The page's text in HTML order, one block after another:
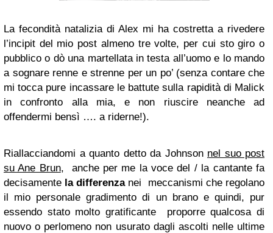
La fecondità natalizia di Alex mi ha costretta a rivedere
l’incipit del mio post almeno tre volte, per cui sto giro o
pubblico o dò una martellata in testa all’uomo e lo mando
a sognare renne e strenne per un po’ (senza contare che
mi tocca pure incassare le battute sulla rapidità di Malick
in confronto alla mia, e non riuscire neanche ad
offendermi bensì …. a riderne!).
Riallacciandomi a quanto detto da Johnson nel suo post
su Ane Brun, anche per me la voce del / la cantante fa
decisamente la differenzanei meccanismi che regolano
il mio personale gradimento di un brano e quindi, pur
essendo stato molto gratificante proporre qualcosa di
nuovo o perlomeno non usurato dagli ascolti nelle ultime